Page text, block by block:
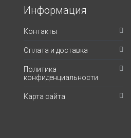
Информация
Контакты
Оплата и доставка
Политика
конфиденциальности
Карта сайта